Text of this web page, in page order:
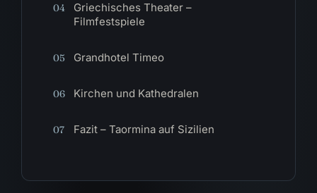
04
Griechisches Theater –
Filmfestspiele
05 Grandhotel Timeo
06 Kirchen und Kathedralen
07 Fazit – Taormina auf Sizilien